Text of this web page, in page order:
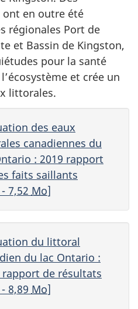
ont en outre été
régionales Port de
et Bassin de Kingston,
pour la santé
et crée un
littorales.
des eaux
canadiennes du
: 2019 rapport
faits saillants
7,52 Mo]
du littoral
du lac Ontario :
rapport de résultats
8,89 Mo]